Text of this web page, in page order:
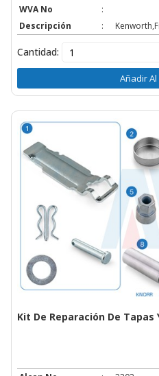
WVA No
:
Descripción
:
Cantidad:
Añadir
Kit De Reparación De Tapas